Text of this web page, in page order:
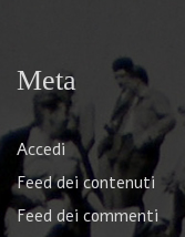
Meta
Accedi
Feed dei contenuti
Feed dei commenti